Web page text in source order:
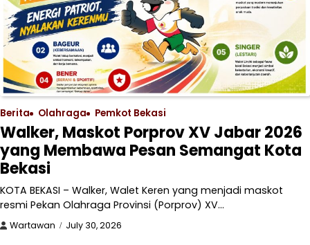
Berita Olahraga Pemkot Bekasi
Walker, Maskot Porprov XV Jabar 2026
yang Membawa Pesan Semangat Kota
Bekasi
KOTA BEKASI – Walker, Walet Keren yang menjadi maskot
resmi Pekan Olahraga Provinsi (Porprov) XV…
Wartawan July 30, 2026